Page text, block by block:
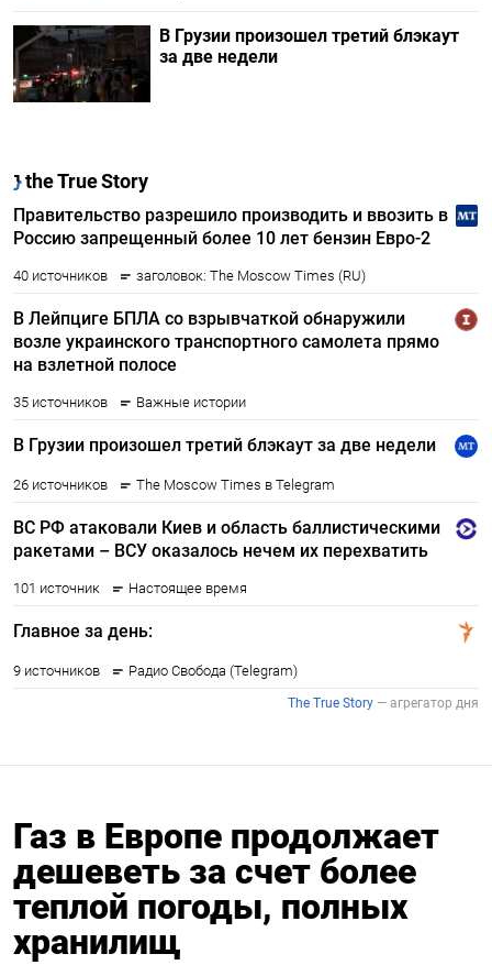
В Грузии произошел третий блэкаут
за две недели
Газ в Европе продолжает
дешеветь за счет более
теплой погоды, полных
хранилищ